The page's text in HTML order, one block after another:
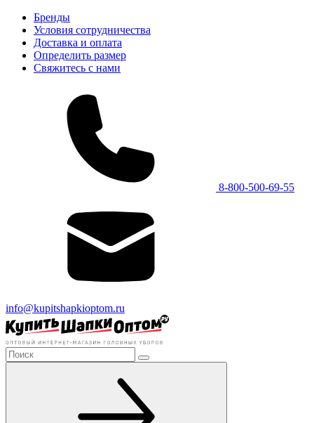
Бренды
Условия сотрудничества
Доставка и оплата
Определить размер
Свяжитесь с нами
8-800-500-69-55
info@kupitshapkioptom.ru